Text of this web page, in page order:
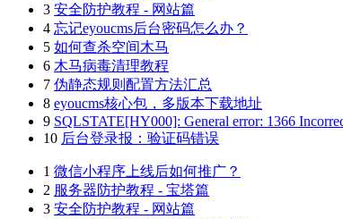
3 安全防护教程 - 网站篇
4 忘记eyoucms后台密码怎么办？
5 如何查杀空间木马
6 木马病毒清理教程
7 伪静态规则配置方法汇总
8 eyoucms核心包，多版本下载地址
9 SQLSTATE[HY000]: General error: 1366
10 后台登录报：验证码错误
1 微信小程序上线后如何推广？
2 服务器防护教程 - 宝塔篇
3 安全防护教程 - 网站篇